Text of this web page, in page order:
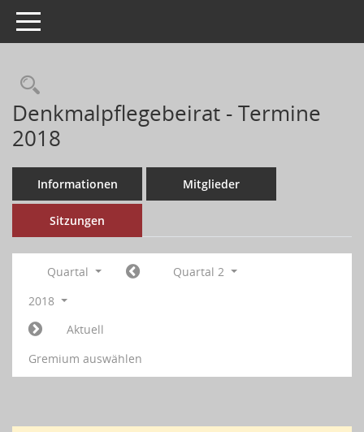
Toggle navigation
Denkmalpflegebeirat - Termine
2018
Informationen Mitglieder
Sitzungen
Quartal
Quartal 2
2018
Aktuell
Gremium auswählen